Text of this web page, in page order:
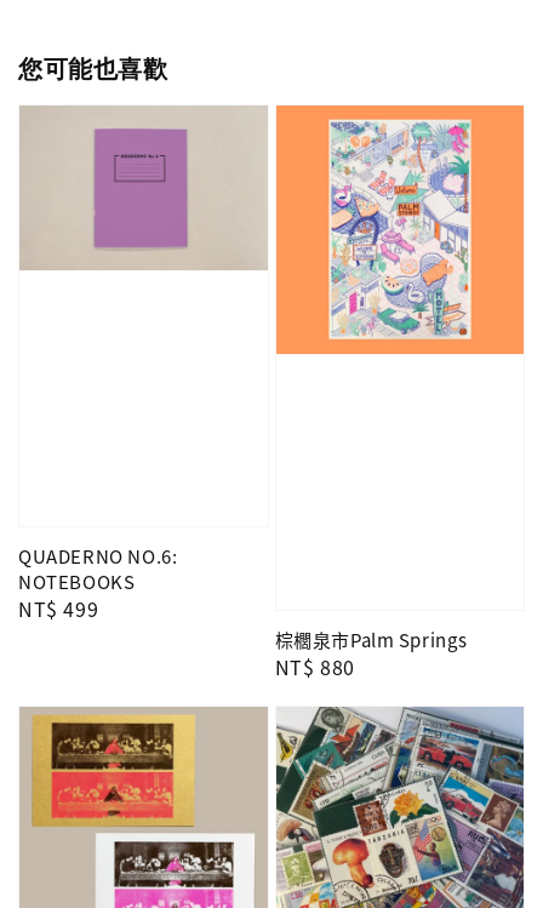
您可能也喜歡
QUADERNO NO.6:
NOTEBOOKS
Regular
NT$ 499
棕櫚泉市Palm Springs
Regular
NT$ 880